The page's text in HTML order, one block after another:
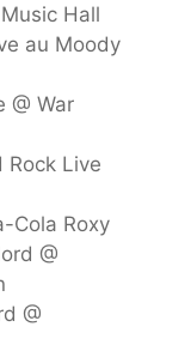
Hall
au Moody
@ War
Rock Live
Cola Roxy
@
@